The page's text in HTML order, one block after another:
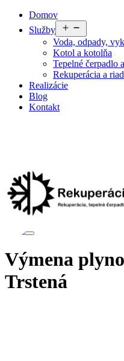
PreskočiťDomov
Služby
menu
Voda, odpady,
Kotol a kotolňa
Tepelné čerpadlo
Rekuperácia a
Realizácie
Blog
Kontakt
Výmena
Trstená